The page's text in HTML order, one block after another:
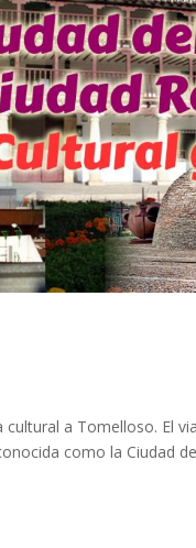
cultural a Tomelloso. El
como la Ciudad